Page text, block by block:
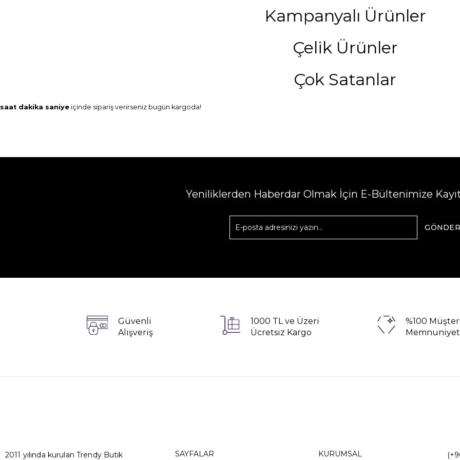
Kampanyalı Ürünler
Çelik Ürünler
Çok Satanlar
saat dakika saniye içinde sipariş verirseniz bugün kargoda!
Yeniliklerden Haberdar Olmak İçin E-Bültenimize
GÖNDER
Güvenli
Alışveriş
1000 TL ve Üzeri
Ücretsiz Kargo
%100
2011 yılında kurulan Trendy Butik SAYFALAR KURUMSAL